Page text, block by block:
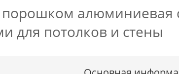
алюминиевая
потолков и стены